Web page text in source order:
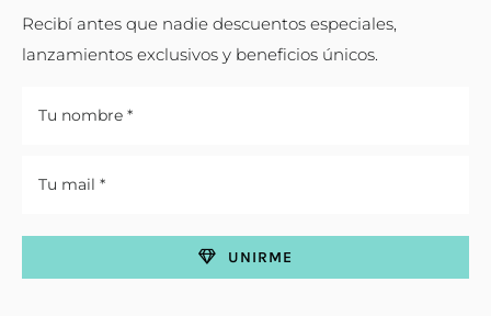
Recibí antes que nadie descuentos especiales,
lanzamientos exclusivos y beneficios únicos.
UNIRME